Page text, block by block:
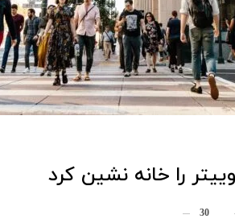
را خانه نشین کرد
30